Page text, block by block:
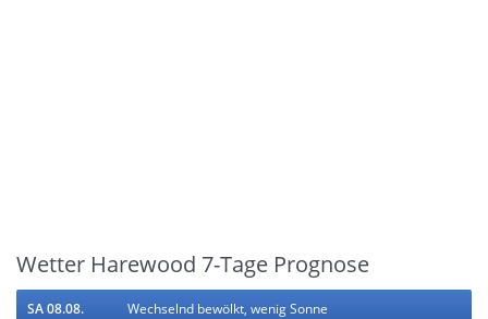
Wetter Harewood 7-Tage Prognose
SA 08.08. Wechselnd bewölkt, wenig Sonne